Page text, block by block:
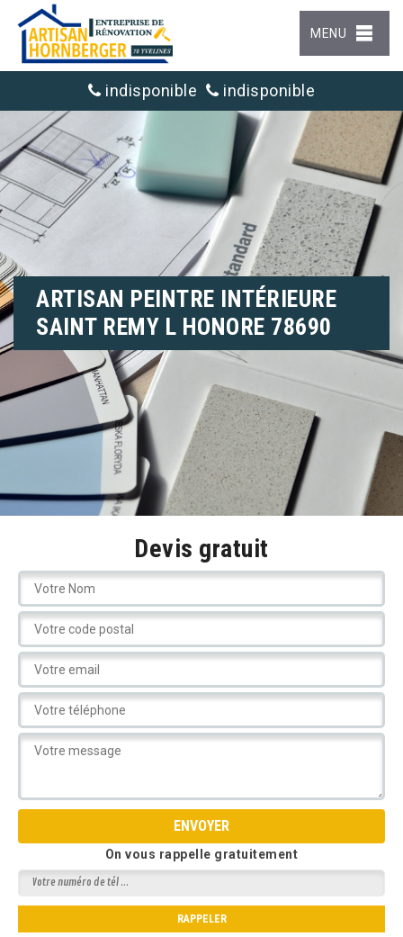
MENU
indisponible indisponible
ARTISAN PEINTRE INTÉRIEURE
SAINT REMY L HONORE 78690
Devis gratuit
On vous rappelle gratuitement